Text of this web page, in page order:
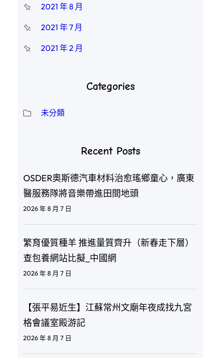
2021 年 8 月
2021 年 7 月
2021 年 2 月
Categories
未分類
Recent Posts
OSDER奧斯德汽車材料治愈瑤鄉童心，廣東
醫服務隊將音樂帶進田間地頭
2026 年 8 月 7 日
繁育優質種羊 推進量質齊升（新春走下層）
查包養網站比擬_中國網
2026 年 8 月 7 日
【張平易近生】江蘇常州文廟年夜成找九宮
格會議室殿游記
2026 年 8 月 7 日